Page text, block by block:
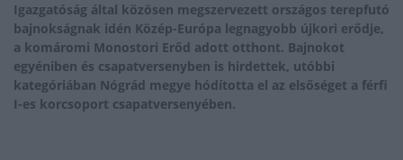
Igazgatóság által közösen megszervezett országos terepfutó
bajnokságnak idén Közép-Európa legnagyobb újkori erődje,
a komáromi Monostori Erőd adott otthont. Bajnokot
egyéniben és csapatversenyben is hirdettek, utóbbi
kategóriában Nógrád megye hódította el az elsőséget a férfi
I-es korcsoport csapatversenyében.